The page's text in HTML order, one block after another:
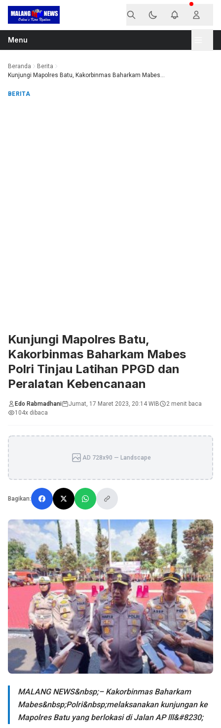
Langsung ke konten
Menu
Beranda
Berita
Kunjungi Mapolres Batu, Kakorbinmas Baharkam Mabes...
BERITA
Kunjungi Mapolres Batu,
Kakorbinmas Baharkam Mabes
Polri Tinjau Latihan PPGD dan
Peralatan Kebencanaan
Edo Rabmadhani Jumat, 17 Maret 2023, 20:14 WIB
2 menit baca
104x dibaca
AD 728x90 — Landscape
Bagikan:
MALANG NEWS&nbsp;– Kakorbinmas Baharkam
Mabes&nbsp;Polri&nbsp;melaksanakan kunjungan ke
Mapolres Batu yang berlokasi di Jalan AP lll&#8230;